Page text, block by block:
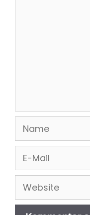
Name
E-
Website